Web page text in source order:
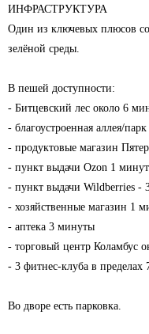
ИНФРАСТРУКТУРА
Один из ключевых плюсов
зелёной среды.
В пешей доступности:
- Битцевский лес около 6
- благоустроенная аллея/
- продуктовые магазин
- пункт выдачи Ozon 1
- пункт выдачи Wildberries -
- хозяйственные магазин 1
- аптека 3 минуты
- торговый центр Коламбус
- 3 фитнес-клуба в пределах
Во дворе есть парковка.